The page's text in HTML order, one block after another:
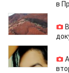
в
05.03.2012
29.02.2012